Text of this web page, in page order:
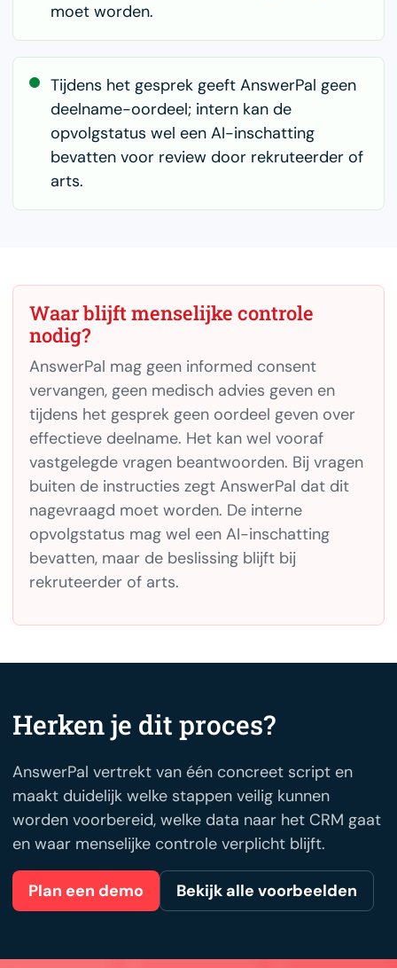
moet worden.
Tijdens het gesprek geeft AnswerPal geen
deelname-oordeel; intern kan de
opvolgstatus wel een AI-inschatting
bevatten voor review door rekruteerder of
arts.
Waar blijft menselijke controle
nodig?
AnswerPal mag geen informed consent
vervangen, geen medisch advies geven en
tijdens het gesprek geen oordeel geven over
effectieve deelname. Het kan wel vooraf
vastgelegde vragen beantwoorden. Bij vragen
buiten de instructies zegt AnswerPal dat dit
nagevraagd moet worden. De interne
opvolgstatus mag wel een AI-inschatting
bevatten, maar de beslissing blijft bij
rekruteerder of arts.
Herken je dit proces?
AnswerPal vertrekt van één concreet script en
maakt duidelijk welke stappen veilig kunnen
worden voorbereid, welke data naar het CRM gaat
en waar menselijke controle verplicht blijft.
Plan een demo Bekijk alle voorbeelden